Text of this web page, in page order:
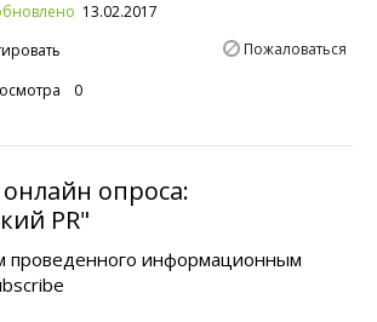
13.02.2017
Пожаловаться
0
опроса:
PR"
проведенного информационным